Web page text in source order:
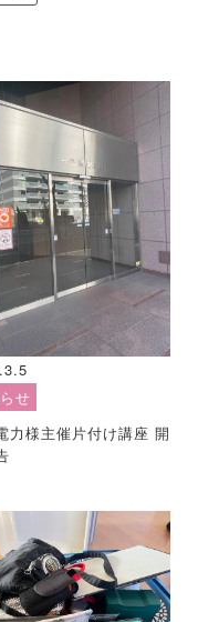
せ
力様主催片付け講座 開